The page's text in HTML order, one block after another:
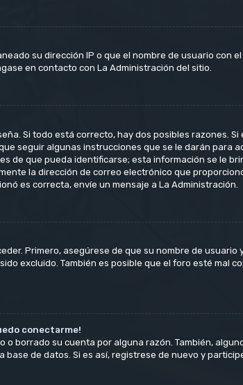
su dirección IP o que el nombre de usuario
en contacto con La Administración del sitio.
Si todo está correcto, hay dos posibles razones.
seguir algunas instrucciones que se le darán para
de que pueda identificarse; esta información se le
la dirección de correo electrónico que
es correcta, envíe un mensaje a La Administración.
Primero, asegúrese de que su nombre de
excluido. También es posible que el foro esté mal
conectarme!
o borrado su cuenta por alguna razón. También,
de datos. Si es así, registrese de nuevo y